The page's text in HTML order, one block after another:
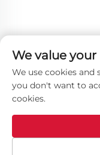
We value
We use cookies
you don't want to
cookies.